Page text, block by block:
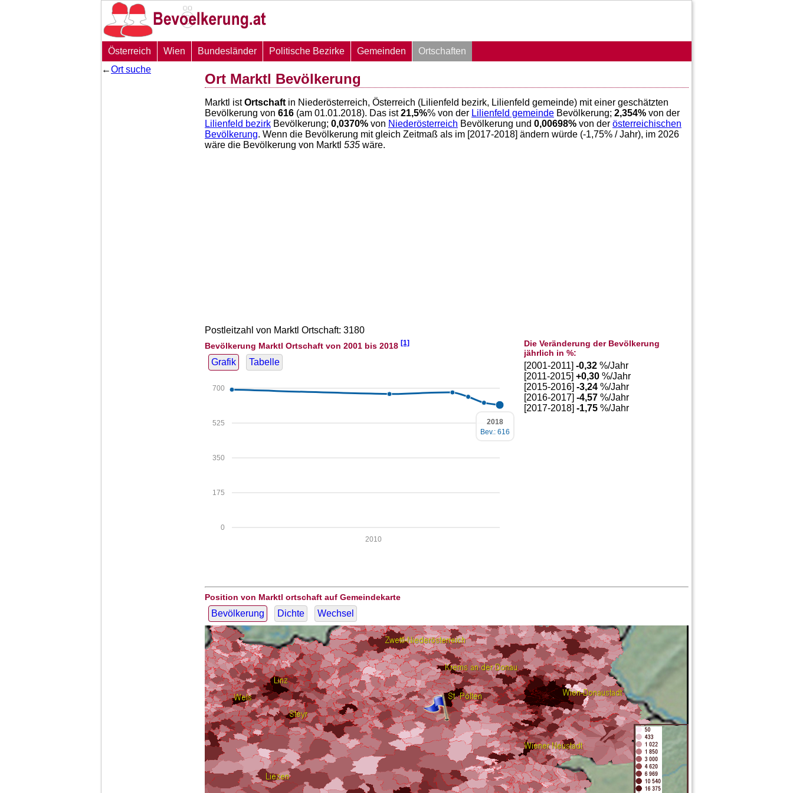
Österreich Wien Bundesländer Politische Bezirke Gemeinden
Ortschaften
←Ort suche
Ort Marktl Bevölkerung
Marktl istOrtschaft in Niederösterreich, Österreich (Lilienfeld bezirk, Lilienfeld gemeinde) mit einer geschätzten
Bevölkerung von 616 (am 01.01.2018). Das ist21,5%% von der Lilienfeld gemeinde Bevölkerung; 2,354% von der
Lilienfeld bezirk Bevölkerung; 0,0370% von Niederösterreich Bevölkerung und 0,00698% von der österreichischen
Bevölkerung. Wenn die Bevölkerung mit gleich Zeitmaß als im [2017-2018] ändern würde (-1,75% / Jahr), im 2026
wäre die Bevölkerung von Marktl 535 wäre.
Postleitzahl von Marktl Ortschaft: 3180
Bevölkerung Marktl Ortschaft von 2001 bis 2018 [1]
Grafik Tabelle
0
175
350
525
700
2010
2018
Bev.: 616
Die Veränderung der Bevölkerung
jährlich in %:
[2001-2011]-0,32 %/Jahr
[2011-2015]+0,30 %/Jahr
[2015-2016]-3,24 %/Jahr
[2016-2017]-4,57 %/Jahr
[2017-2018]-1,75 %/Jahr
Position von Marktl ortschaft auf Gemeindekarte
Bevölkerung Dichte Wechsel